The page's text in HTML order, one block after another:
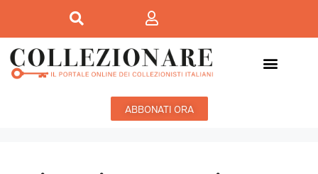
ABBONATI ORA